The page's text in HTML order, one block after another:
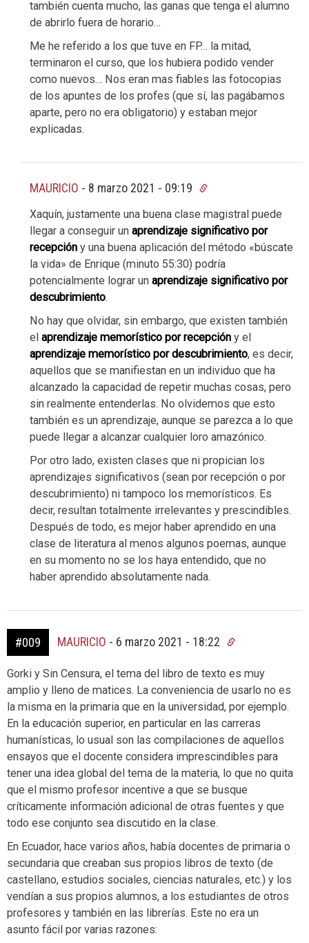
también cuenta mucho, las ganas que tenga el alumno
de abrirlo fuera de horario…
Me he referido a los que tuve en FP… la mitad,
terminaron el curso, que los hubiera podido vender
como nuevos… Nos eran mas fiables las fotocopias
de los apuntes de los profes (que sí, las pagábamos
aparte, pero no era obligatorio) y estaban mejor
explicadas.
MAURICIO - 8 marzo 2021 - 09:19
Xaquín, justamente una buena clase magistral puede
llegar a conseguir un aprendizaje significativo por
recepción y una buena aplicación del método «búscate
la vida» de Enrique (minuto 55:30) podría
potencialmente lograr un aprendizaje significativo por
descubrimiento.
No hay que olvidar, sin embargo, que existen también
el aprendizaje memorístico por recepción y el
aprendizaje memorístico por descubrimiento, es decir,
aquellos que se manifiestan en un individuo que ha
alcanzado la capacidad de repetir muchas cosas, pero
sin realmente entenderlas. No olvidemos que esto
también es un aprendizaje, aunque se parezca a lo que
puede llegar a alcanzar cualquier loro amazónico.
Por otro lado, existen clases que ni propician los
aprendizajes significativos (sean por recepción o por
descubrimiento) ni tampoco los memorísticos. Es
decir, resultan totalmente irrelevantes y prescindibles.
Después de todo, es mejor haber aprendido en una
clase de literatura al menos algunos poemas, aunque
en su momento no se los haya entendido, que no
haber aprendido absolutamente nada.
#009 MAURICIO - 6 marzo 2021 - 18:22
Gorki y Sin Censura, el tema del libro de texto es muy
amplio y lleno de matices. La conveniencia de usarlo no es
la misma en la primaria que en la universidad, por ejemplo.
En la educación superior, en particular en las carreras
humanísticas, lo usual son las compilaciones de aquellos
ensayos que el docente considera imprescindibles para
tener una idea global del tema de la materia, lo que no quita
que el mismo profesor incentive a que se busque
críticamente información adicional de otras fuentes y que
todo ese conjunto sea discutido en la clase.
En Ecuador, hace varios años, había docentes de primaria o
secundaria que creaban sus propios libros de texto (de
castellano, estudios sociales, ciencias naturales, etc.) y los
vendían a sus propios alumnos, a los estudiantes de otros
profesores y también en las librerías. Este no era un
asunto fácil por varias razones: